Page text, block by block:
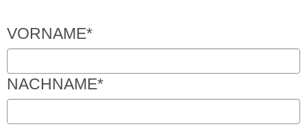
VORNAME*
NACHNAME*